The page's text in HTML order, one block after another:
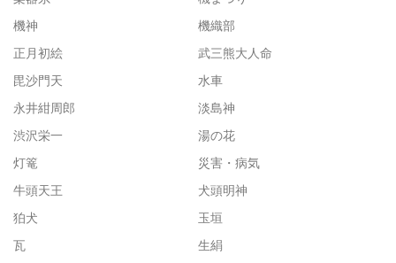
機神
機織部
正月初絵
武三熊大人命
毘沙門天
水車
永井紺周郎
淡島神
渋沢栄一
湯の花
灯篭
災害・病気
牛頭天王
犬頭明神
狛犬
玉垣
瓦
生絹